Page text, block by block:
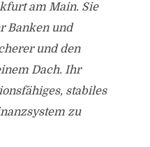
am Main. Sie
Banken und
und den
Dach. Ihr
stabiles
zu